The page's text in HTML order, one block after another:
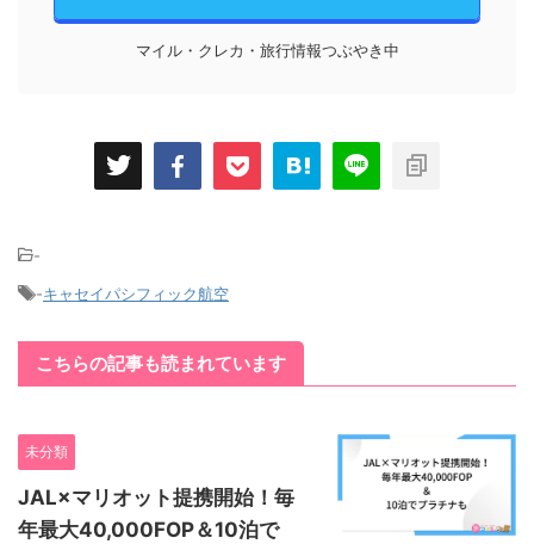
マイル・クレカ・旅行情報つぶやき中
-
-キャセイパシフィック航空
こちらの記事も読まれています
未分類
JAL×マリオット提携開始！毎
年最大40,000FOP＆10泊で